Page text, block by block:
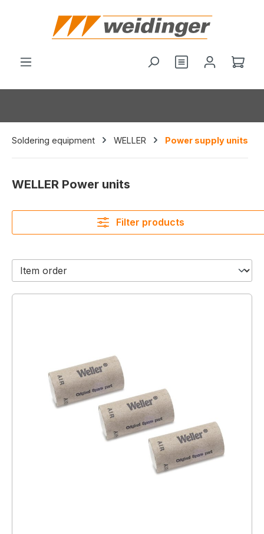
You have 0
Soldering equipment WELLER Power supply units
WELLER Power units
Filter products